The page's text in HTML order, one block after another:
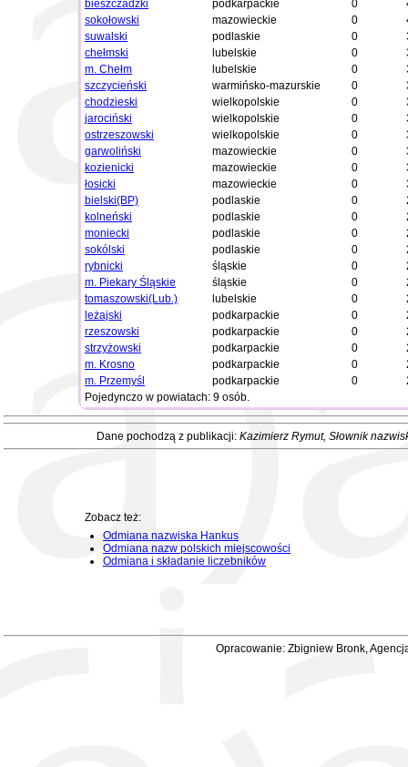
bieszczadzki podkarpackie 0
sokołowski
mazowieckie 0
suwalski
podlaskie 0
chełmski
lubelskie 0
m. Chełm
lubelskie 0
szczycieński
warmińsko-mazurskie 0
chodzieski
wielkopolskie 0
jarociński
wielkopolskie 0
ostrzeszowski
wielkopolskie 0
garwoliński
mazowieckie 0
kozienicki
mazowieckie 0
łosicki
mazowieckie 0
bielski(BP)
podlaskie 0
kolneński
podlaskie 0
moniecki
podlaskie 0
sokólski
podlaskie 0
rybnicki
śląskie 0
m. Piekary Śląskie
śląskie 0
tomaszowski(Lub.)
lubelskie 0
leżajski
podkarpackie 0
rzeszowski
podkarpackie 0
strzyżowski
podkarpackie 0
m. Krosno
podkarpackie 0
m. Przemyśl
podkarpackie 0
Pojedynczo w powiatach: 9 osób.
Dane pochodzą z publikacji: Kazimierz Rymut, Słownik
Zobacz też:
Odmiana nazwiska Hankus
Odmiana nazw polskich miejscowości
Odmiana i składanie liczebników
Opracowanie: Zbigniew Bronk,